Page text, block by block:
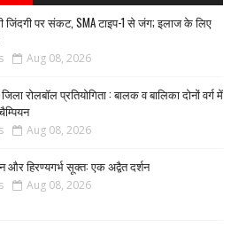
जिंदगी पर संकट, SMA टाइप-1 से जंग; इलाज के लिए
Aug 08, 2026
रोलबॉल प्रतियोगिता : बालक व बालिका दोनों वर्ग में
Aug 08, 2026
और हिरण्यगर्भ सूक्त: एक अद्वैत दर्शन
Aug 08, 2026